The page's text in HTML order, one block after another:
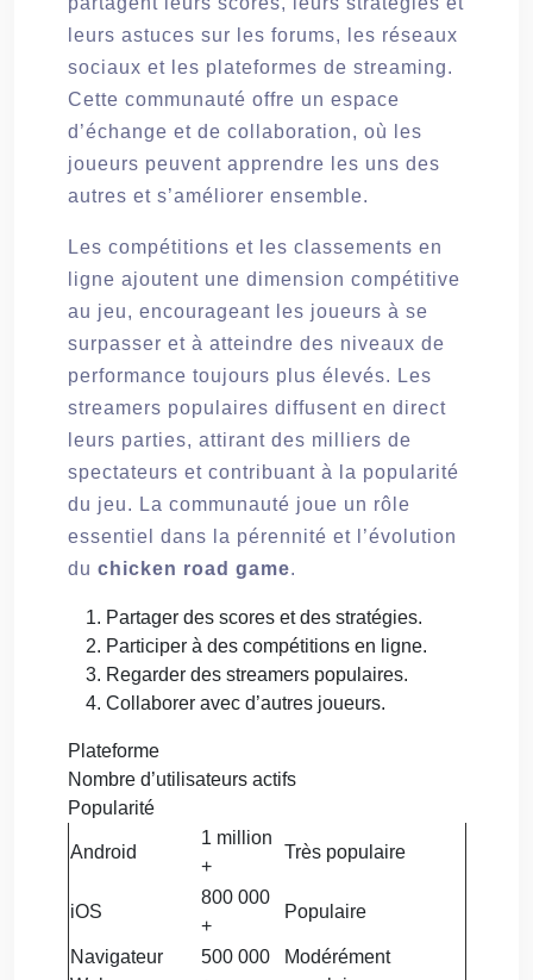
leurs astuces sur les forums, les réseaux
sociaux et les plateformes de streaming.
Cette communauté offre un espace
d’échange et de collaboration, où les
joueurs peuvent apprendre les uns des
autres et s’améliorer ensemble.
Les compétitions et les classements en
ligne ajoutent une dimension compétitive
au jeu, encourageant les joueurs à se
surpasser et à atteindre des niveaux de
performance toujours plus élevés. Les
streamers populaires diffusent en direct
leurs parties, attirant des milliers de
spectateurs et contribuant à la popularité
du jeu. La communauté joue un rôle
essentiel dans la pérennité et l’évolution
du chicken road game.
Partager des scores et des stratégies.
Participer à des compétitions en ligne.
Regarder des streamers populaires.
Collaborer avec d’autres joueurs.
Plateforme
Nombre d’utilisateurs actifs
Popularité
Android
1 million
+
Très populaire
iOS
800 000
+
Populaire
Navigateur
500 000
Modérément